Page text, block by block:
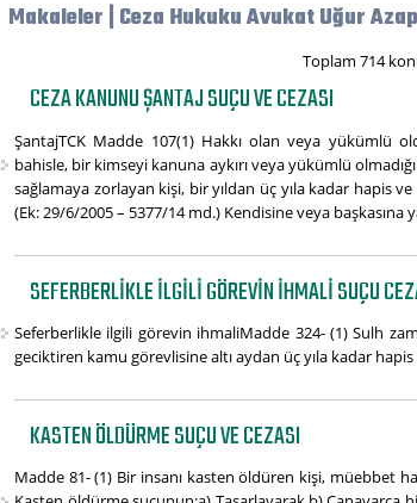
Makaleler | Ceza Hukuku Avukat Uğur
Toplam 714
CEZA KANUNU ŞANTAJ SUÇU VE CEZASI
ŞantajTCK Madde 107(1) Hakkı olan veya yükümlü
bahisle, bir kimseyi kanuna aykırı veya yükümlü
sağlamaya zorlayan kişi, bir yıldan üç yıla kadar hapis
(Ek: 29/6/2005 – 5377/14 md.) Kendisine veya başkasına
SEFERBERLIKLE ILGILI GÖREVIN IHMALI SUÇU
Seferberlikle ilgili görevin ihmaliMadde 324- (1) Sulh
geciktiren kamu görevlisine altı aydan üç yıla kadar hapis
KASTEN ÖLDÜRME SUÇU VE CEZASI
Madde 81- (1) Bir insanı kasten öldüren kişi, müebbet